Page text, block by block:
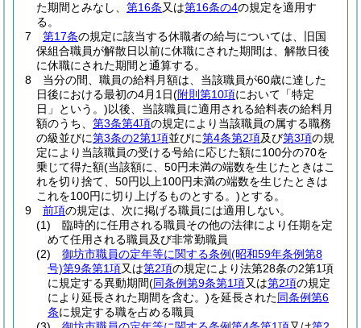
た期間とみなし、 第16条又は第16条の4の規定を適用す
る。
7
第17条の規定に該当する休職者の給与については、旧国
保組合職員が解散日以前に休職にされた期間は、解散日後
に休職にされた期間と通算する。
8
当分の間、職員の給料月額は、当該職員が60歳に達した
日後における最初の4月1日(附則第10項において「特定
日」という。)以後、当該職員に適用される給料表の給料月
額のうち、 第3条第4項の規定により当該職員の属する職務
の級並びに第3条の2第1項並びに第4条第2項及び第3項の規
定により当該職員の受ける号給に応じた額に100分の70を
乗じて得た額(当該額に、50円未満の端数を生じたときはこ
れを切り捨て、50円以上100円未満の端数を生じたときは
これを100円に切り上げるものとする。)とする。
9
前項の規定は、次に掲げる職員には適用しない。
(1)
臨時的に任用される職員その他の法律により任期を定
めて任用される職員及び非常勤職員
(2)
御坊市職員の定年等に関する条例(昭和59年条例第8
号)第9条第1項又は第2項の規定により法第28条の2第1項
に規定する異動期間(同条例第9条第1項又は第2項の規定
により延長された期間を含む。)を延長された同条例第6
条に規定する職を占める職員